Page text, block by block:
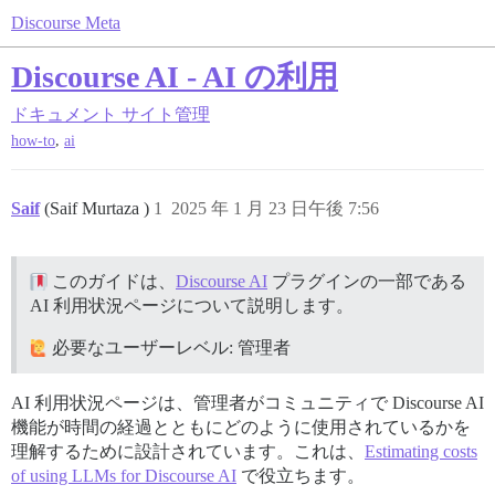
Discourse Meta
Discourse AI - AI の利用
ドキュメント サイト管理
how-to, ai
Saif (Saif Murtaza ) 2025 年 1 月 23 日午後 7:56
1
このガイドは、 Discourse AI プラグインの一部である
AI 利用状況ページについて説明します。
必要なユーザーレベル: 管理者
AI 利用状況ページは、管理者がコミュニティで Discourse AI
機能が時間の経過とともにどのように使用されているかを
理解するために設計されています。これは、 Estimating costs
of using LLMs for Discourse AI で役立ちます。